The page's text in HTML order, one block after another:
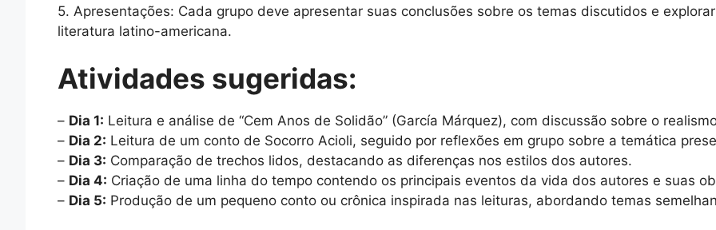
5. Apresentações: Cada grupo deve apresentar suas conclusões sobre os temas discutidos e
literatura latino-americana.
Atividades sugeridas:
– Dia 1: Leitura e análise de “Cem Anos de Solidão” (García Márquez), com discussão sobre o
– Dia 2: Leitura de um conto de Socorro Acioli, seguido por reflexões em grupo sobre a temática
– Dia 3: Comparação de trechos lidos, destacando as diferenças nos estilos dos autores.
– Dia 4: Criação de uma linha do tempo contendo os principais eventos da vida dos autores e suas
– Dia 5: Produção de um pequeno conto ou crônica inspirada nas leituras, abordando temas